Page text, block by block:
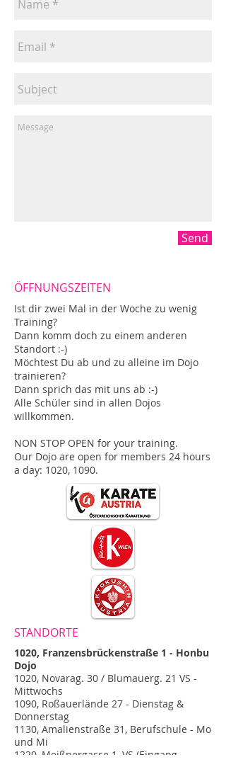
Send
ÖFFNUNGSZEITEN
Ist dir zwei Mal in der Woche zu wenig
Training?
Dann komm doch zu einem anderen
Standort :-)
Möchtest Du ab und zu alleine im Dojo
trainieren?
Dann sprich das mit uns ab :-)
Alle Schüler sind in allen Dojos
willkommen.
NON STOP OPEN for your training.
Our Dojo are open for members 24 hours
a day: 1020, 1090.
STANDORTE
1020, Franzensbrückenstraße 1 - Honbu
Dojo
1020, Novarag. 30 / Blumauerg. 21 VS -
Mittwochs
1090, Roßauerlände 27 - Dienstag &
Donnerstag
1130, Amalienstraße 31, Berufschule - Mo
und Mi
1220, Meißnergasse 1, VS (Eingang